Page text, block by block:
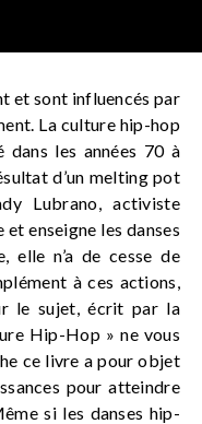
et sont influencés par
La culture hip-hop
les années 70 à
d’un melting pot
Lubrano, activiste
enseigne les danses
elle n’a de cesse de
à ces actions,
le sujet, écrit par la
Hip-Hop » ne vous
ce livre a pour objet
pour atteindre
si les danses hip-